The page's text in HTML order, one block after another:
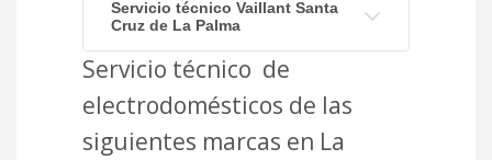
Servicio técnico Vaillant Santa
Cruz de La Palma
Servicio técnico de
electrodomésticos de las
siguientes marcas en La